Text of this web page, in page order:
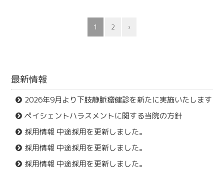
1 2 ›
最新情報
2026年9月より下肢静脈瘤健診を新たに実施いたします
ペイシェントハラスメントに関する当院の方針
採用情報 中途採用を更新しました。
採用情報 中途採用を更新しました。
採用情報 中途採用を更新しました。